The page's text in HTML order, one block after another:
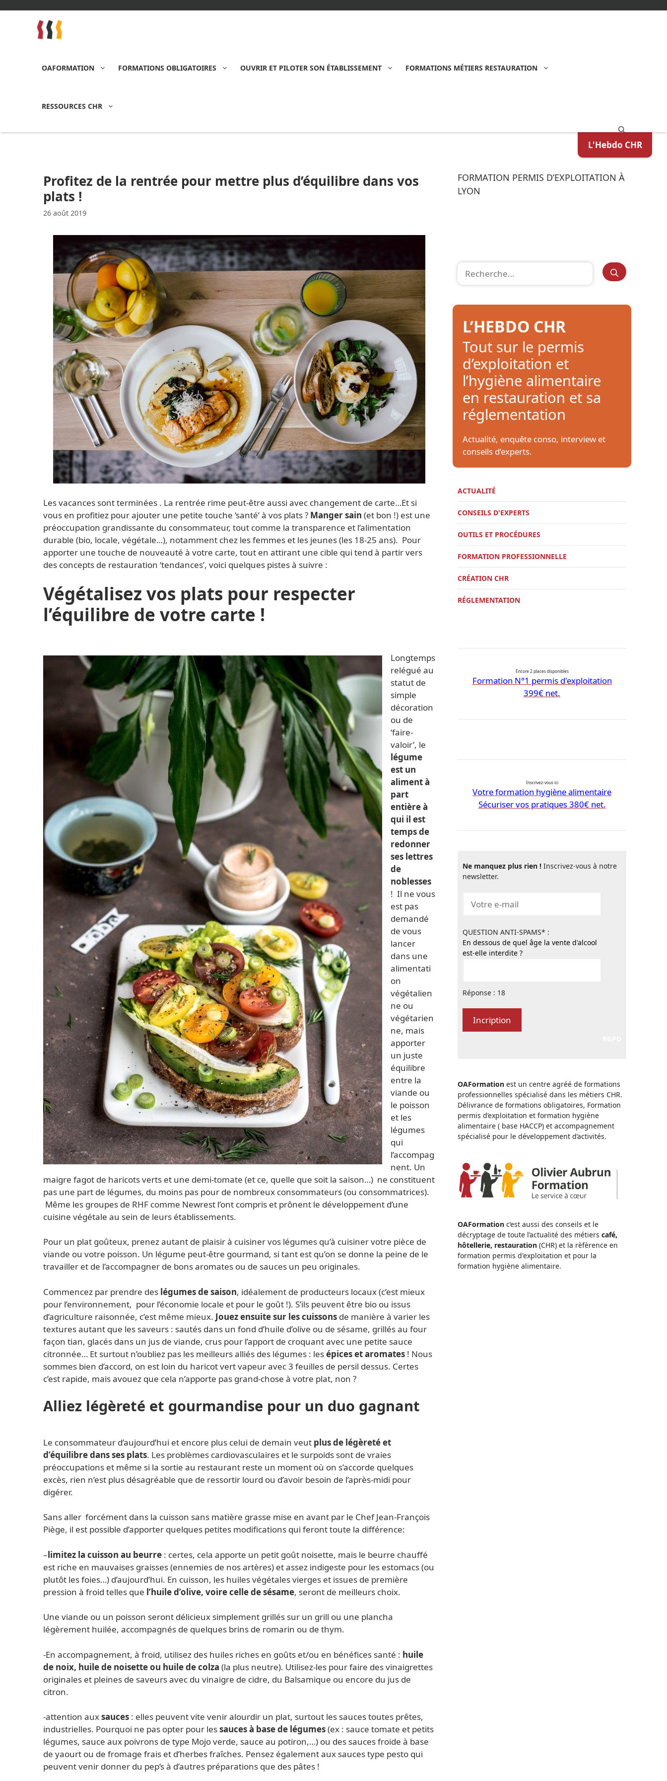
OAFORMATION FORMATIONS OBLIGATOIRES OUVRIR ET PILOTER SON ÉTABLISSEMENT FORMATIONS MÉTIERS RESTAURATION
RESSOURCES CHR
L'Hebdo CHR
Profitez de la rentrée pour mettre plus d’équilibre dans vos
plats !
26 août 2019
Les vacances sont terminées . La rentrée rime peut-être aussi avec changement de carte…Et si
vous en profitiez pour ajouter une petite touche ‘santé’ à vos plats ? Manger sain (et bon !) est une
préoccupation grandissante du consommateur, tout comme la transparence et l’alimentation
durable (bio, locale, végétale…), notamment chez les femmes et les jeunes (les 18-25 ans). Pour
apporter une touche de nouveauté à votre carte, tout en attirant une cible qui tend à partir vers
des concepts de restauration ‘tendances’, voici quelques pistes à suivre :
Végétalisez vos plats pour respecter
l’équilibre de votre carte !
Longtemps
relégué au
statut de
simple
décoration
ou de
‘faire-
valoir’, le
légume
est un
aliment à
part
entière à
qui il est
temps de
redonner
ses lettres
de
noblesses
! Il ne vous
est pas
demandé
de vous
lancer
dans une
alimentati
on
végétalien
ne ou
végétarien
ne, mais
apporter
un juste
équilibre
entre la
viande ou
le poisson
et les
légumes
qui
l’accompag
nent. Un
maigre fagot de haricots verts et une demi-tomate (et ce, quelle que soit la saison…) ne constituent
pas une part de légumes, du moins pas pour de nombreux consommateurs (ou consommatrices).
Même les groupes de RHF comme Newrest l’ont compris et prônent le développement d’une
cuisine végétale au sein de leurs établissements.
Pour un plat goûteux, prenez autant de plaisir à cuisiner vos légumes qu’à cuisiner votre pièce de
viande ou votre poisson. Un légume peut-être gourmand, si tant est qu’on se donne la peine de le
travailler et de l’accompagner de bons aromates ou de sauces un peu originales.
Commencez par prendre des légumes de saison, idéalement de producteurs locaux (c’est mieux
pour l’environnement, pour l’économie locale et pour le goût !). S’ils peuvent être bio ou issus
d’agriculture raisonnée, c’est même mieux. Jouez ensuite sur les cuissons de manière à varier les
textures autant que les saveurs : sautés dans un fond d’huile d’olive ou de sésame, grillés au four
façon tian, glacés dans un jus de viande, crus pour l’apport de croquant avec une petite sauce
citronnée… Et surtout n’oubliez pas les meilleurs alliés des légumes : lesépices et aromates ! Nous
sommes bien d’accord, on est loin du haricot vert vapeur avec 3 feuilles de persil dessus. Certes
c’est rapide, mais avouez que cela n’apporte pas grand-chose à votre plat, non ?
Alliez légèreté et gourmandise pour un duo gagnant
Le consommateur d’aujourd’hui et encore plus celui de demain veut plus de légèreté et
d’équilibre dans ses plats. Les problèmes cardiovasculaires et le surpoids sont de vraies
préoccupations et même si la sortie au restaurant reste un moment où on s’accorde quelques
excès, rien n’est plus désagréable que de ressortir lourd ou d’avoir besoin de l’après-midi pour
digérer.
Sans aller forcément dans la cuisson sans matière grasse mise en avant par le Chef Jean-François
Piège, il est possible d’apporter quelques petites modifications qui feront toute la différence:
–limitez la cuisson au beurre : certes, cela apporte un petit goût noisette, mais le beurre chauffé
est riche en mauvaises graisses (ennemies de nos artères) et assez indigeste pour les estomacs (ou
plutôt les foies…) d’aujourd’hui. En cuisson, les huiles végétales vierges et issues de première
pression à froid telles que l’huile d’olive, voire celle de sésame, seront de meilleurs choix.
Une viande ou un poisson seront délicieux simplement grillés sur un grill ou une plancha
légèrement huilée, accompagnés de quelques brins de romarin ou de thym.
-En accompagnement, à froid, utilisez des huiles riches en goûts et/ou en bénéfices santé : huile
de noix, huile de noisette ou huile de colza (la plus neutre). Utilisez-les pour faire des vinaigrettes
originales et pleines de saveurs avec du vinaigre de cidre, du Balsamique ou encore du jus de
citron.
-attention auxsauces : elles peuvent vite venir alourdir un plat, surtout les sauces toutes prêtes,
industrielles. Pourquoi ne pas opter pour lessauces à base de légumes(ex : sauce tomate et petits
légumes, sauce aux poivrons de type Mojo verde, sauce au potiron,…) ou des sauces froide à base
de yaourt ou de fromage frais et d’herbes fraîches. Pensez également aux sauces type pesto qui
peuvent venir donner du pep’s à d’autres préparations que des pâtes !
FORMATION PERMIS D’EXPLOITATION À
LYON
L’HEBDO CHR
Tout sur le permis
d’exploitation et
l’hygiène alimentaire
en restauration et sa
réglementation
Actualité, enquête conso, interview et
conseils d’experts.
ACTUALITÉ
CONSEILS D'EXPERTS
OUTILS ET PROCÉDURES
FORMATION PROFESSIONNELLE
CRÉATION CHR
RÉGLEMENTATION
Encore 2 places disponibles
Formation N°1 permis d'exploitation
399€ net.
Inscrivez-vous ici
Votre formation hygiène alimentaire
Sécuriser vos pratiques 380€ net.
Ne manquez plus rien ! Inscrivez-vous à notre
newsletter.
QUESTION ANTI-SPAMS* :
En dessous de quel âge la vente d'alcool
est-elle interdite ?
Réponse : 18
OAFormation est un centre agréé de formations
professionnelles spécialisé dans les métiers CHR.
Délivrance de formations obligatoires, Formation
permis d’exploitation et formation hygiène
alimentaire ( base HACCP) et accompagnement
spécialisé pour le développement d’activités.
OAFormation c’est aussi des conseils et le
décryptage de toute l’actualité des métiers café,
hôtellerie, restauration (CHR) et la rèfèrence en
formation permis d'exploitation et pour la
formation hygiène alimentaire.